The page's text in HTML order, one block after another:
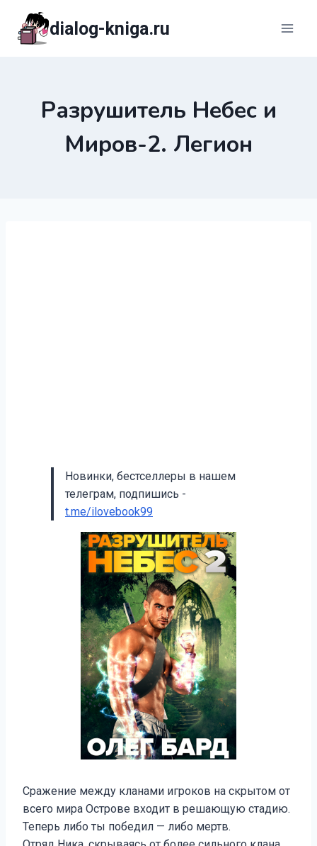
содержимому
dialog-kniga.ru
Разрушитель Небес и
Миров-2. Легион
Новинки, бестселлеры в нашем
телеграм, подпишись -
t.me/ilovebook99
Сражение между кланами игроков на скрытом от
всего мира Острове входит в решающую стадию.
Теперь либо ты победил — либо мертв.